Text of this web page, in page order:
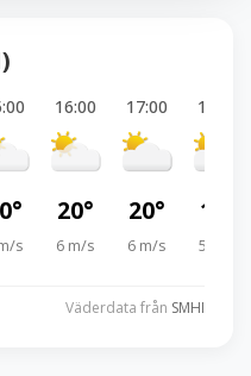
s
16:00
20°
6 m/s
17:00
20°
6 m/s
18:00
19°
5 m/s
Väderdata från SMHI